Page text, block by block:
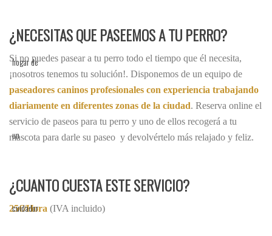
¿NECESITAS QUE PASEEMOS A TU PERRO?
Si no puedes pasear a tu perro todo el tiempo que él necesita,
¡nosotros tenemos tu solución!. Disponemos de un equipo de
paseadores caninos profesionales con experiencia trabajando
diariamente en diferentes zonas de la ciudad. Reserva online el
servicio de paseos para tu perro y uno de ellos recogerá a tu
mascota para darle su paseo y devolvértelo más relajado y feliz.
¿CUANTO CUESTA ESTE SERVICIO?
25€/Hora (IVA incluido)